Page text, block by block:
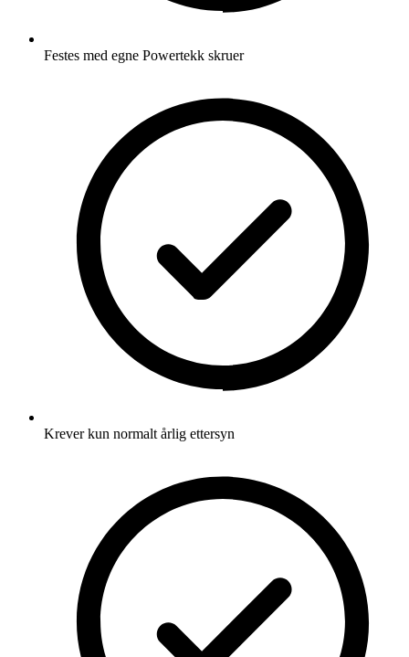
Festes med egne Powertekk skruer
Krever kun normalt årlig ettersyn